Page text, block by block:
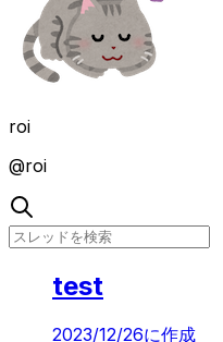
roi
@roi
test
2023/12/26に作成